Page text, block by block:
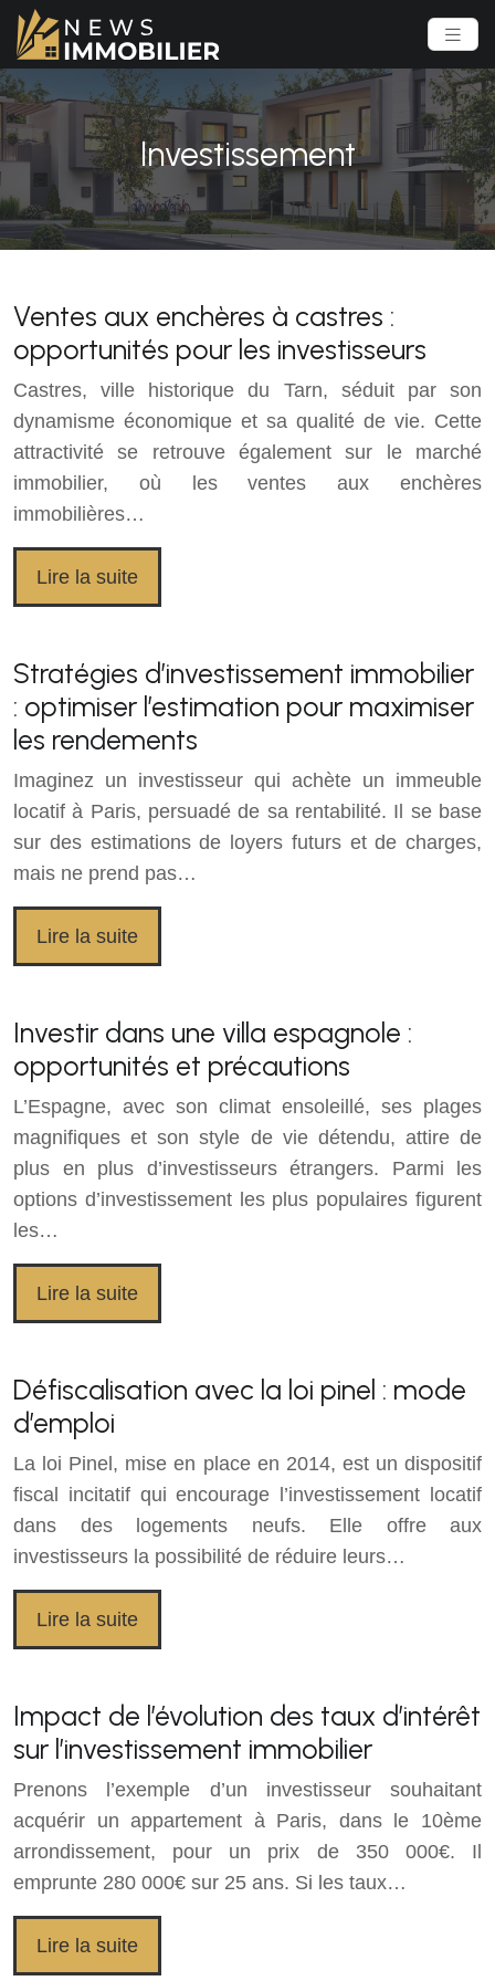
Investissement
Ventes aux enchères à castres :
opportunités pour les investisseurs
Castres, ville historique du Tarn, séduit par son
dynamisme économique et sa qualité de vie. Cette
attractivité se retrouve également sur le marché
immobilier, où les ventes aux enchères
immobilières…
Lire la suite
Stratégies d’investissement immobilier
: optimiser l’estimation pour maximiser
les rendements
Imaginez un investisseur qui achète un immeuble
locatif à Paris, persuadé de sa rentabilité. Il se base
sur des estimations de loyers futurs et de charges,
mais ne prend pas…
Lire la suite
Investir dans une villa espagnole :
opportunités et précautions
L’Espagne, avec son climat ensoleillé, ses plages
magnifiques et son style de vie détendu, attire de
plus en plus d’investisseurs étrangers. Parmi les
options d’investissement les plus populaires figurent
les…
Lire la suite
Défiscalisation avec la loi pinel : mode
d’emploi
La loi Pinel, mise en place en 2014, est un dispositif
fiscal incitatif qui encourage l’investissement locatif
dans des logements neufs. Elle offre aux
investisseurs la possibilité de réduire leurs…
Lire la suite
Impact de l’évolution des taux d’intérêt
sur l’investissement immobilier
Prenons l’exemple d’un investisseur souhaitant
acquérir un appartement à Paris, dans le 10ème
arrondissement, pour un prix de 350 000€. Il
emprunte 280 000€ sur 25 ans. Si les taux…
Lire la suite